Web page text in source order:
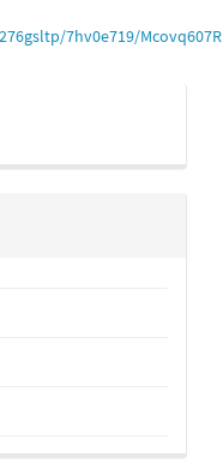
7hv0e719/